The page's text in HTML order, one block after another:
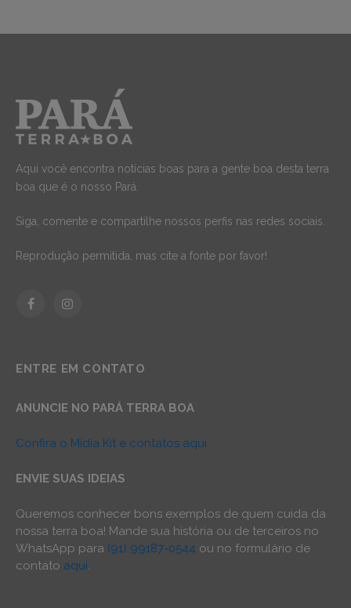
Aqui você encontra notícias boas para a gente boa desta terra
boa que é o nosso Pará.
Siga, comente e compartilhe nossos perfis nas redes sociais.
Reprodução permitida, mas cite a fonte por favor!
FacebookInstagram
ENTRE EM CONTATO
ANUNCIE NO PARÁ TERRA BOA
Confira o Mídia Kit e contatos aqui
ENVIE SUAS IDEIAS
Queremos conhecer bons exemplos de quem cuida da
nossa terra boa! Mande sua história ou de terceiros no
WhatsApp para (91) 99187-0544 ou no formulário de
contato aqui.